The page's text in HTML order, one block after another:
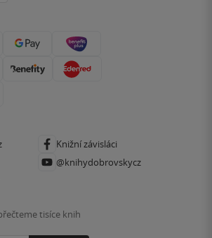
Knižní závisláci
@knihydobrovskycz
tisíce knih